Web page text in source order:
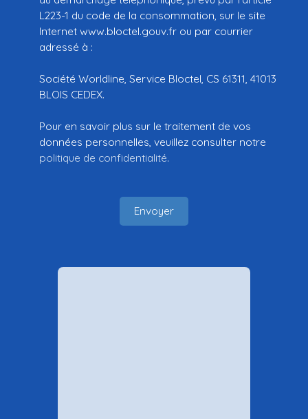
L223-1 du code de la consommation, sur le site
Internet www.bloctel.gouv.fr ou par courrier
adressé à :
Société Worldline, Service Bloctel, CS 61311, 41013
BLOIS CEDEX.
Pour en savoir plus sur le traitement de vos
données personnelles, veuillez consulter notre
politique de confidentialité.
Envoyer